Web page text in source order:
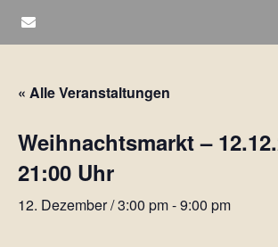
« Alle Veranstaltungen
Weihnachtsmarkt –
21:00 Uhr
12. Dezember / 3:00 pm-9:00 pm